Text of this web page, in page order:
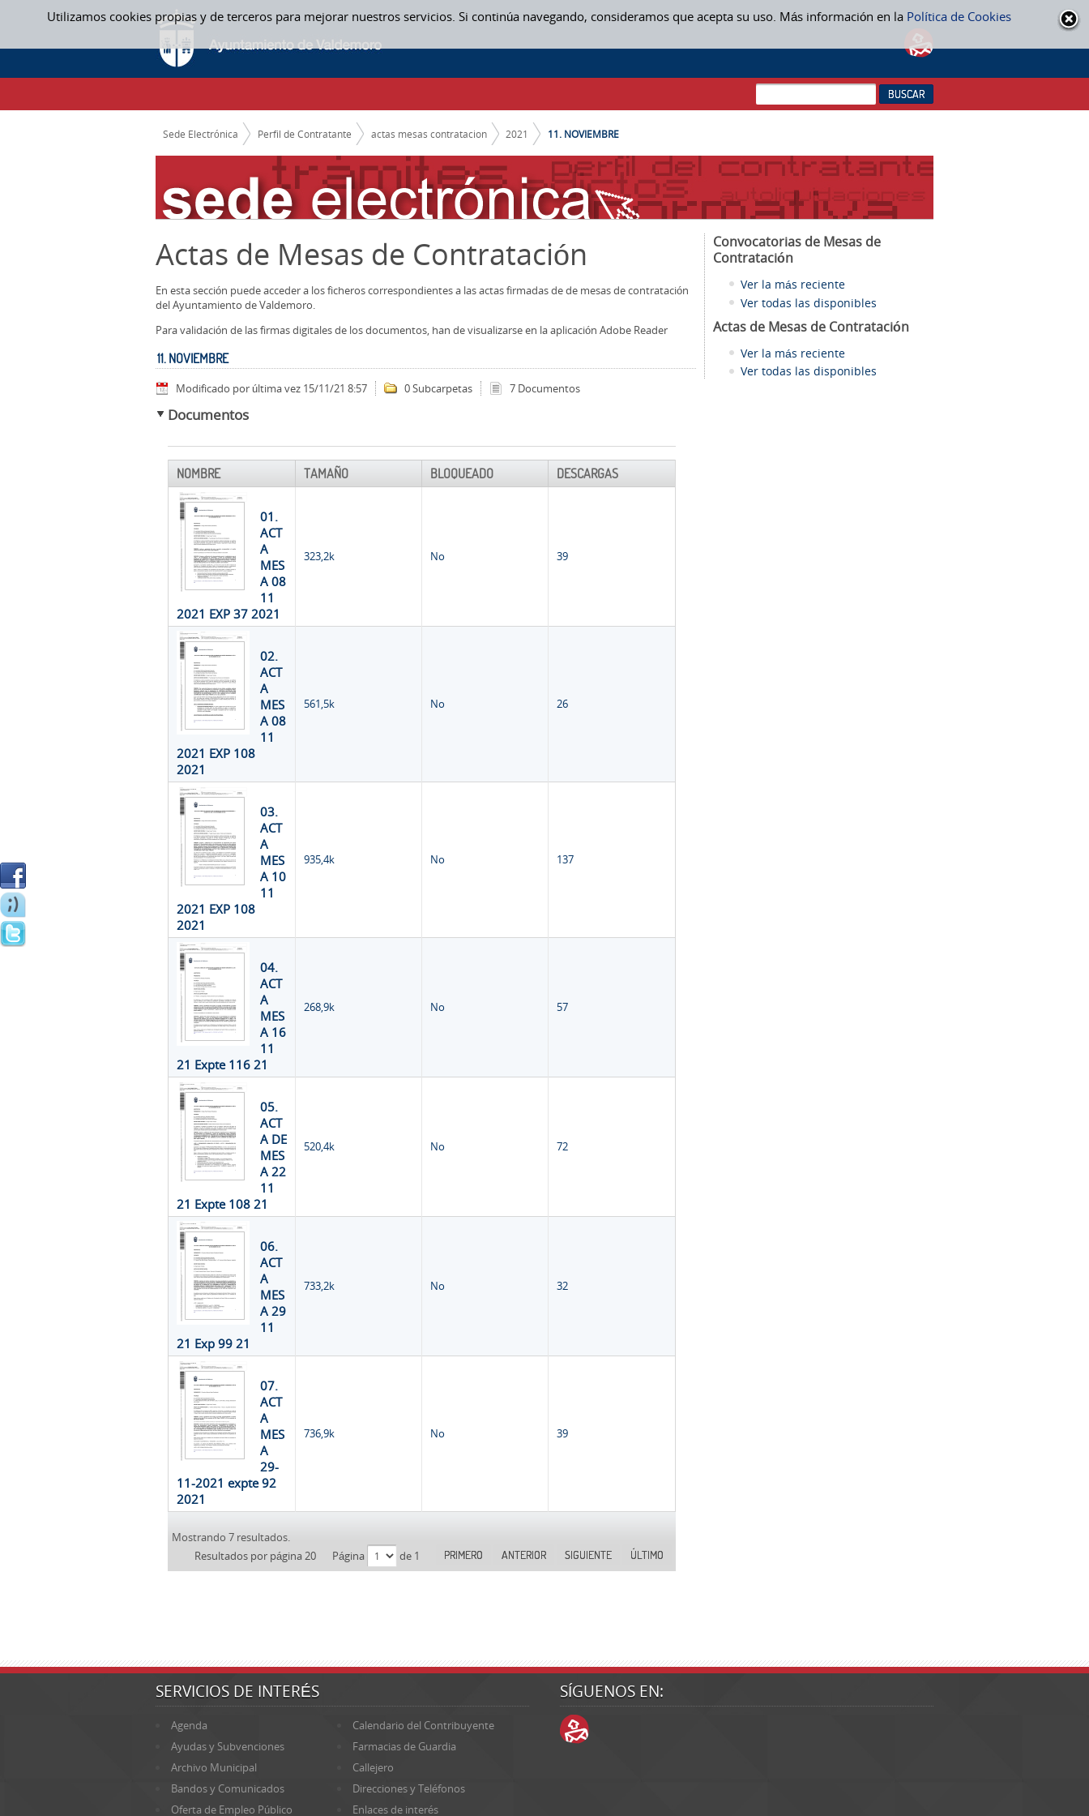
Utilizamos cookies propias y de terceros para mejorar nuestros servicios. Si continúa navegando, consideramos que acepta su uso. Más información en la Política de Cookies
Saltar al contenido
11. NOVIEMBRE - ACTAS MESAS CONTRATACION
CAMINO DE MIGAS
Sede Electrónica Perfil de Contratante actas mesas contratacion 2021 11. NOVIEMBRE
Actas de Mesas de Contratación
En esta sección puede acceder a los ficheros correspondientes a las actas firmadas de de mesas de contratación
del Ayuntamiento de Valdemoro.
Para validación de las firmas digitales de los documentos, han de visualizarse en la aplicación Adobe Reader
11. NOVIEMBRE
Modificado por última vez 15/11/21 8:57 0 Subcarpetas 7 Documentos
Documentos
NOMBRE TAMAÑO BLOQUEADO DESCARGAS
01.
ACT
A
MES
A 08
11
2021 EXP 37 2021
323,2k No 39
02.
ACT
A
MES
A 08
11
2021 EXP 108
2021
561,5k No 26
03.
ACT
A
MES
A 10
11
2021 EXP 108
2021
935,4k No 137
04.
ACT
A
MES
A 16
11
21 Expte 116 21
268,9k No 57
05.
ACT
A DE
MES
A 22
11
21 Expte 108 21
520,4k No 72
06.
ACT
A
MES
A 29
11
21 Exp 99 21
733,2k No 32
07.
ACT
A
MES
A
29-
11-2021 expte 92
2021
736,9k No 39
Mostrando 7 resultados.
Resultados por página 20
Página de 1 PRIMERO ANTERIOR SIGUIENTE ÚLTIMO
Convocatorias de Mesas de
Contratación
Ver la más reciente
Ver todas las disponibles
Actas de Mesas de Contratación
Ver la más reciente
Ver todas las disponibles
SERVICIOS DE INTERÉS
Agenda
Calendario del Contribuyente
Ayudas y Subvenciones
Farmacias de Guardia
Archivo Municipal
Callejero
Bandos y Comunicados
Direcciones y Teléfonos
Oferta de Empleo Público
Enlaces de interés
SÍGUENOS EN: